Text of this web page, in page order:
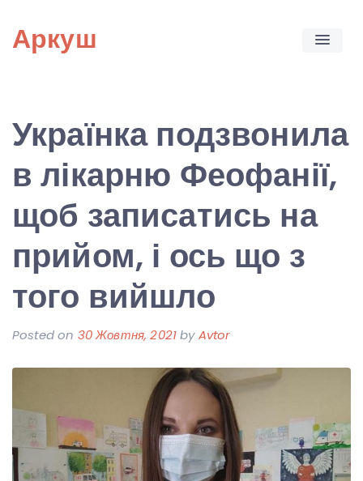
content
Аркуш
Українка подзвонила
в лікарню Феофанії,
щоб записатись на
прийом, і ось що з
того вийшло
Posted on 30 Жовтня, 2021byAvtor